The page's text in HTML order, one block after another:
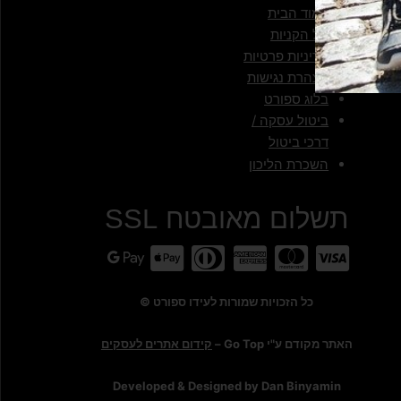
עמוד הבית
סל הקניות
מדיניות פרטיות
הצהרת נגישות
בלוג ספורט
ביטול עסקה /
דרכי ביטול
השכרת הליכון
תשלום מאובטח SSL
כל הזכויות שמורות לעידו ספורט ©
האתר מקודם ע"י Go Top – קידום אתרים לעסקים
Developed & Designed by Dan Binyamin